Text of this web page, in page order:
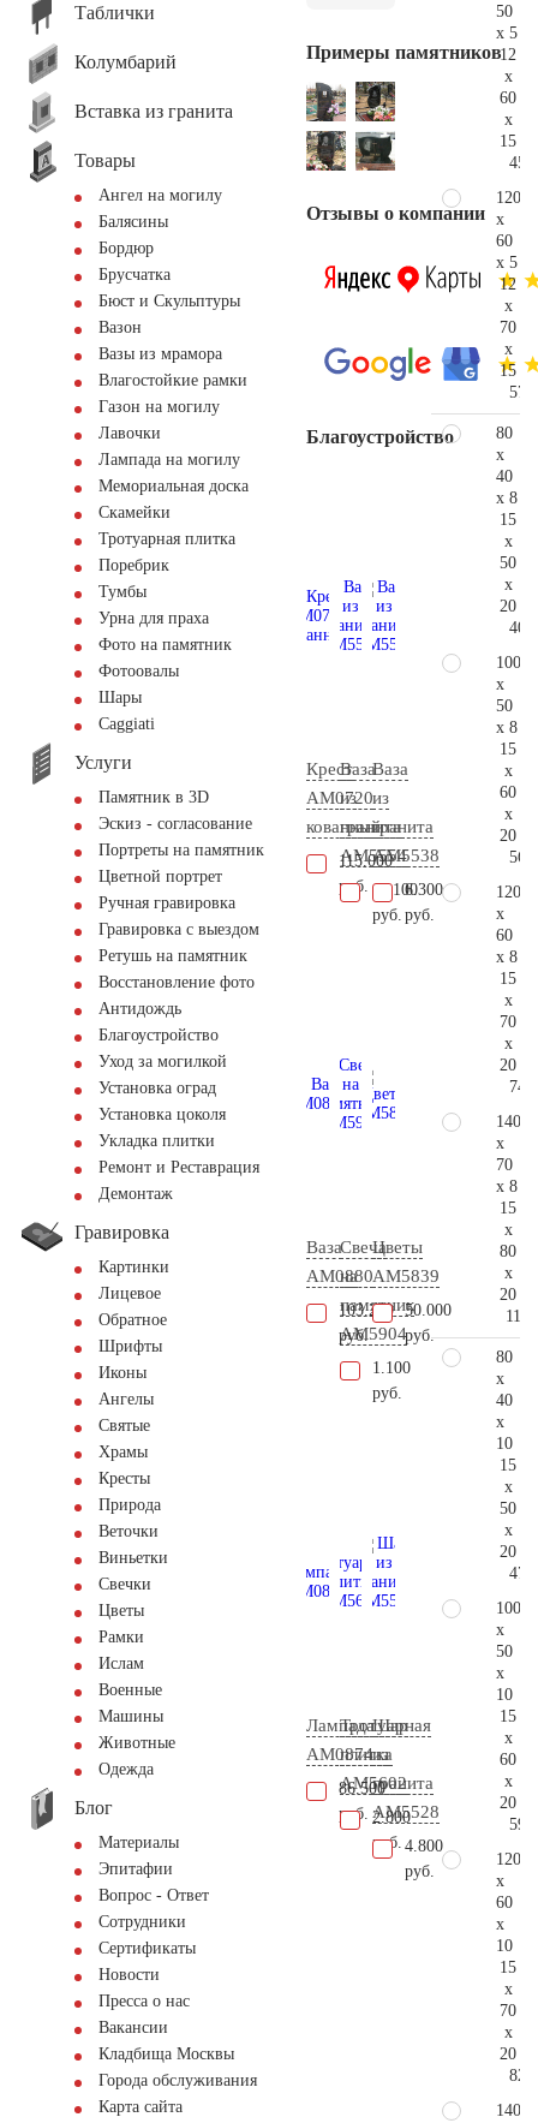
Таблички
Колумбарий
Вставка из гранита
Товары
Ангел на могилу
Балясины
Бордюр
Брусчатка
Бюст и Скульптуры
Вазон
Вазы из мрамора
Влагостойкие рамки
Газон на могилу
Лавочки
Лампада на могилу
Мемориальная доска
Скамейки
Тротуарная плитка
Поребрик
Тумбы
Урна для праха
Фото на памятник
Фотоовалы
Шары
Сaggiati
Услуги
Памятник в 3D
Эскиз - согласование
Портреты на памятник
Цветной портрет
Ручная гравировка
Гравировка с выездом
Ретушь на памятник
Восстановление фото
Антидождь
Благоустройство
Уход за могилкой
Установка оград
Установка цоколя
Укладка плитки
Ремонт и Реставрация
Демонтаж
Гравировка
Картинки
Лицевое
Обратное
Шрифты
Иконы
Ангелы
Святые
Храмы
Кресты
Природа
Веточки
Виньетки
Свечки
Цветы
Рамки
Ислам
Военные
Машины
Животные
Одежда
Блог
Материалы
Эпитафии
Вопрос - Ответ
Сотрудники
Сертификаты
Новости
Пресса о нас
Вакансии
Кладбища Москвы
Города обслуживания
Карта сайта
Примеры памятников
Отзывы о компании
Благоустройство
Крест
AM0720
кованный
115.000
руб.
Ваза
из
гранита
AM5554
11.100
руб.
Ваза
из
гранита
AM5538
6.300
руб.
Ваза
AM0880
103.200
руб.
Свеча
на
памятник
AM5904
1.100
руб.
Цветы
AM5839
50.000
руб.
Лампада
AM0874
86.500
руб.
Тротуарная
плитка
AM5602
2.800
руб.
Шар
из
гранита
AM5528
4.800
руб.
50
x 5
12
x
60
x
15
120
x
60
x 5
12
x
70
x
15
80
x
40
x 8
15
x
50
x
20
100
x
50
x 8
15
x
60
x
20
120
x
60
x 8
15
x
70
x
20
140
x
70
x 8
15
x
80
x
20
80
x
40
x
10
15
x
50
x
20
100
x
50
x
10
15
x
60
x
20
120
x
60
x
10
15
x
70
x
20
140